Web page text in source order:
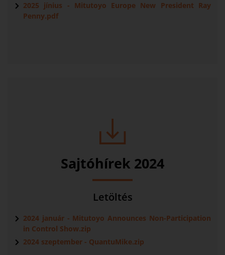
2025 jínius - Mitutoyo Europe New President Ray
Penny.pdf
Sajtóhírek 2024
Letöltés
2024 január - Mitutoyo Announces Non-Participation
in Control Show.zip
2024 szeptember - QuantuMike.zip